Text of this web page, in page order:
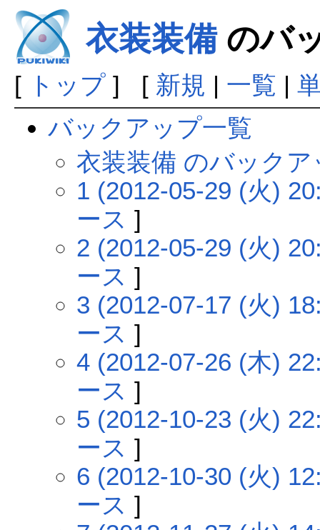
衣装装備のバ
[ トップ] [ 新規 | 一覧 |
バックアップ一覧
衣装装備 のバック
1 (2012-05-29 (火)
ース ]
2 (2012-05-29 (火)
ース ]
3 (2012-07-17 (火)
ース ]
4 (2012-07-26 (木)
ース ]
5 (2012-10-23 (火)
ース ]
6 (2012-10-30 (火)
ース ]